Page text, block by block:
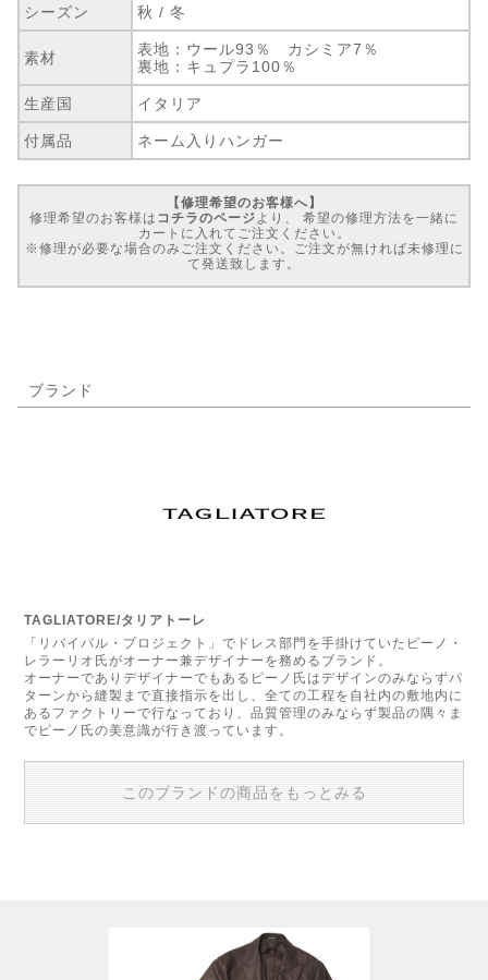
シーズン 秋 / 冬
素材
表地：ウール93％ カシミア7％
裏地：キュプラ100％
生産国 イタリア
付属品 ネーム入りハンガー
【修理希望のお客様へ】
修理希望のお客様は コチラのページより、 希望の修理方法を一緒に
カートに入れてご注文ください。
※修理が必要な場合のみご注文ください。ご注文が無ければ未修理に
て発送致します。
ブランド
TAGLIATORE/タリアトーレ
「リバイバル・プロジェクト」でドレス部門を手掛けていたピーノ・
レラーリオ氏がオーナー兼デザイナーを務めるブランド。
オーナーでありデザイナーでもあるピーノ氏はデザインのみならずパ
ターンから縫製まで直接指示を出し、全ての工程を自社内の敷地内に
あるファクトリーで行なっており、品質管理のみならず製品の隅々ま
でピーノ氏の美意識が行き渡っています。
このブランドの商品をもっとみる